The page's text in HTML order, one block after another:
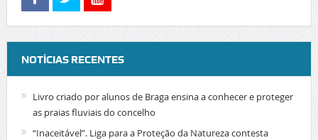
NOTÍCIAS RECENTES
Livro criado por alunos de Braga ensina a conhecer e proteger
as praias fluviais do concelho
“Inaceitável”. Liga para a Proteção da Natureza contesta